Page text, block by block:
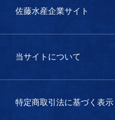
佐藤水産企業サイト
当サイトについて
特定商取引法に基づく表示